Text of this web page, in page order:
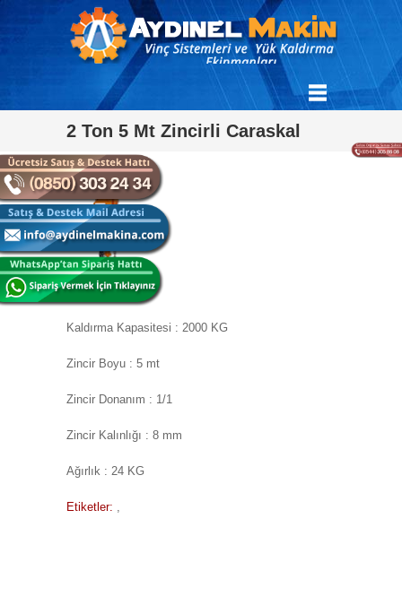
2 Ton 5 Mt Zincirli Caraskal
Kaldırma Kapasitesi : 2000 KG
Zincir Boyu : 5 mt
Zincir Donanım : 1/1
Zincir Kalınlığı : 8 mm
Ağırlık : 24 KG
Etiketler: